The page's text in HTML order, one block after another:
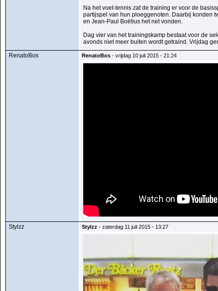
Na het voet-tennis zat de training er voor de
partijspel van hun ploeggenoten. Daarbij konden
en Jean-Paul Boëtius het net vonden.
Dag vier van het trainingskamp bestaat voor de
avonds niet meer buiten wordt getraind. Vrijdag
RenatoBos
RenatoBos - vrijdag 10 juli 2015 - 21:24
Stylzz Stylzz - zaterdag 11 juli 2015 - 13:27